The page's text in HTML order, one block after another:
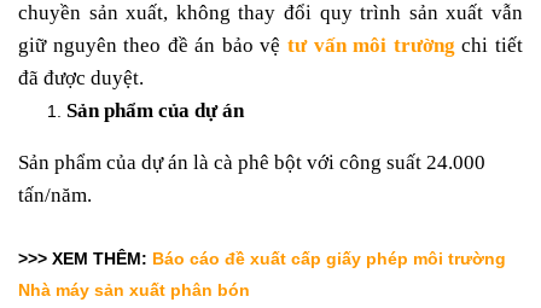
chuyền sản xuất, không thay đổi quy trình sản xuất vẫn
giữ nguyên theo đề án bảo vệtư vấn môi trường chi tiết
đã được duyệt.
Sản phẩm của dự án
Sản phẩm của dự án là cà phê bột với công suất 24.000
tấn/năm.
>>> XEM THÊM: Báo cáo đề xuất cấp giấy phép môi trường
Nhà máy sản xuất phân bón